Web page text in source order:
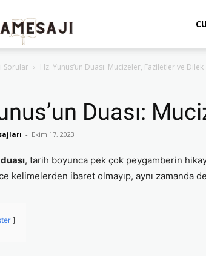
Mesajı
Sorular Hz. Yunus’un Duası: Mucizeler, Faziletler ve
Duası:
- Ekim 17, 2023
, tarih boyunca pek çok peygamberin
kelimelerden ibaret olmayıp, aynı zamanda